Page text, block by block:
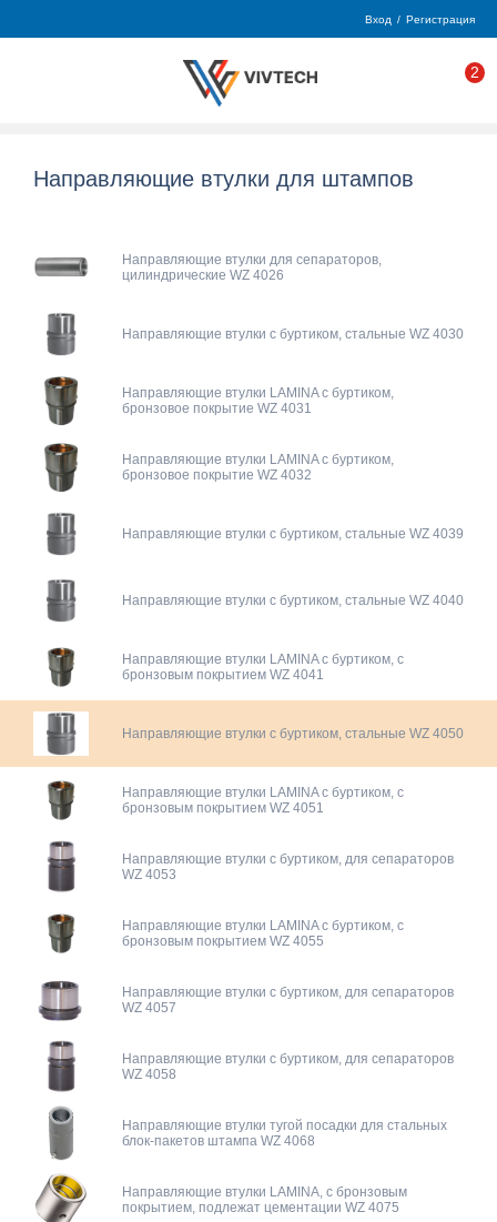
Вход / Регистрация
2
Направляющие втулки для штампов
Направляющие втулки для сепараторов,
цилиндрические WZ 4026
Направляющие втулки с буртиком, стальные WZ 4030
Направляющие втулки LAMINA с буртиком,
бронзовое покрытие WZ 4031
Направляющие втулки LAMINA с буртиком,
бронзовое покрытие WZ 4032
Направляющие втулки с буртиком, стальные WZ 4039
Направляющие втулки с буртиком, стальные WZ 4040
Направляющие втулки LAMINA с буртиком, с
бронзовым покрытием WZ 4041
Направляющие втулки с буртиком, стальные WZ 4050
Направляющие втулки LAMINA с буртиком, с
бронзовым покрытием WZ 4051
Направляющие втулки с буртиком, для сепараторов
WZ 4053
Направляющие втулки LAMINA с буртиком, с
бронзовым покрытием WZ 4055
Направляющие втулки с буртиком, для сепараторов
WZ 4057
Направляющие втулки с буртиком, для сепараторов
WZ 4058
Направляющие втулки тугой посадки для стальных
блок-пакетов штампа WZ 4068
Направляющие втулки LAMINA, с бронзовым
покрытием, подлежат цементации WZ 4075